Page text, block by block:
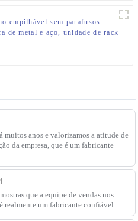
empilhável sem parafusos
de metal e aço, unidade de rack
muitos anos e valorizamos a atitude de
da empresa, que é um fabricante
que a equipe de vendas nos
realmente um fabricante confiável.